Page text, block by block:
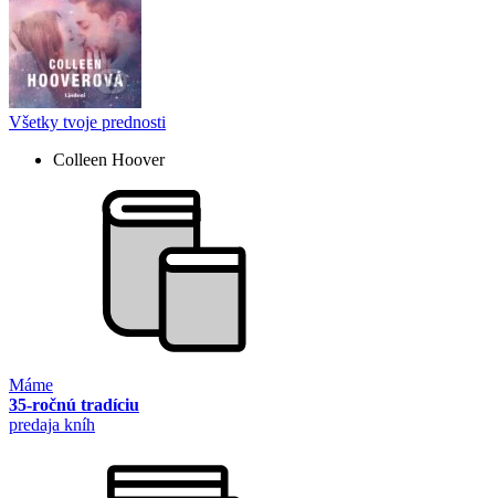
Všetky tvoje prednosti
Colleen Hoover
Máme
35-ročnú tradíciu
predaja kníh